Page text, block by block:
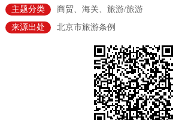
政策兑现 政策解读
法人服务
主题分类
商贸、海关、旅游/旅游
来源出处
北京市旅游条例